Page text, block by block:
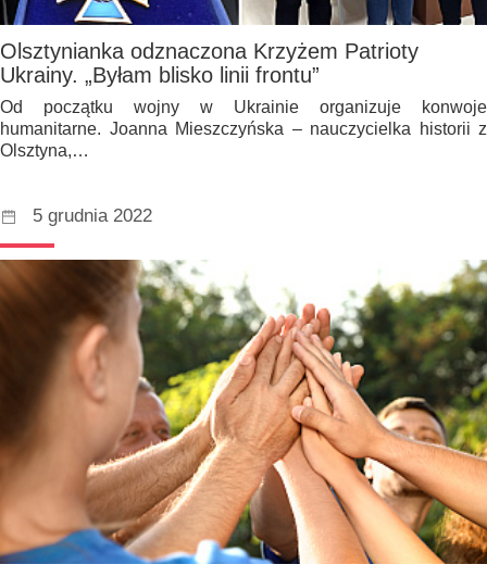
Olsztynianka odznaczona Krzyżem Patrioty
Ukrainy. „Byłam blisko linii frontu”
Od początku wojny w Ukrainie organizuje konwoje
humanitarne. Joanna Mieszczyńska – nauczycielka historii z
Olsztyna,…
5 grudnia 2022